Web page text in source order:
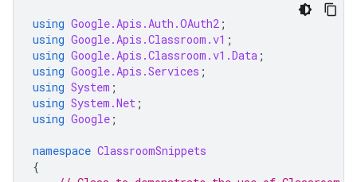
using Google.Apis.Auth.OAuth2 ;
using Google.Apis.Classroom.v1 ;
using Google.Apis.Classroom.v1.Data ;
using Google.Apis.Services ;
using System ;
using System.Net ;
using Google ;
namespace ClassroomSnippets
{